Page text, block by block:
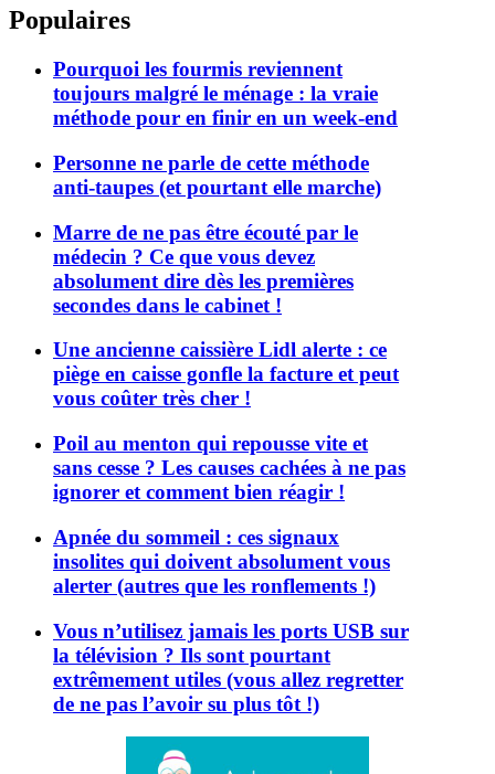
Populaires
Pourquoi les fourmis reviennent
toujours malgré le ménage : la vraie
méthode pour en finir en un week-end
Personne ne parle de cette méthode
anti-taupes (et pourtant elle marche)
Marre de ne pas être écouté par le
médecin ? Ce que vous devez
absolument dire dès les premières
secondes dans le cabinet !
Une ancienne caissière Lidl alerte : ce
piège en caisse gonfle la facture et peut
vous coûter très cher !
Poil au menton qui repousse vite et
sans cesse ? Les causes cachées à ne pas
ignorer et comment bien réagir !
Apnée du sommeil : ces signaux
insolites qui doivent absolument vous
alerter (autres que les ronflements !)
Vous n’utilisez jamais les ports USB sur
la télévision ? Ils sont pourtant
extrêmement utiles (vous allez regretter
de ne pas l’avoir su plus tôt !)